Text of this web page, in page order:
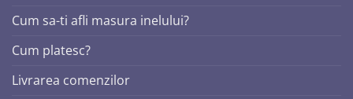
Cum sa-ti afli masura inelului?
Cum platesc?
Livrarea comenzilor